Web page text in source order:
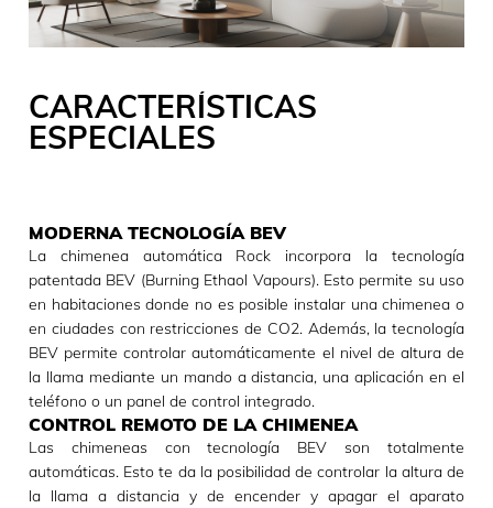
CARACTERÍSTICAS
ESPECIALES
MODERNA TECNOLOGÍA BEV
La chimenea automática Rock incorpora la tecnología
patentada BEV (Burning Ethaol Vapours). Esto permite su uso
en habitaciones donde no es posible instalar una chimenea o
en ciudades con restricciones de CO2. Además, la tecnología
BEV permite controlar automáticamente el nivel de altura de
la llama mediante un mando a distancia, una aplicación en el
teléfono o un panel de control integrado.
CONTROL REMOTO DE LA CHIMENEA
Las chimeneas con tecnología BEV son totalmente
automáticas. Esto te da la posibilidad de controlar la altura de
la llama a distancia y de encender y apagar el aparato